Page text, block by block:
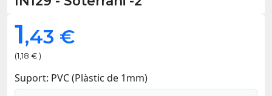
1,43 €
(1,18 € )
Suport: PVC (Plàstic de 1mm)